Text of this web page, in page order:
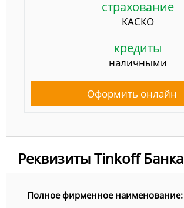
страхование
КАСКО
кредиты
наличными
Оформить онлайн
Реквизиты Tinkoff Банка
Полное фирменное наименование: